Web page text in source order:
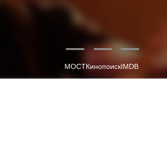
—
МОСТ
—
Кинопоиск
—
IMDB